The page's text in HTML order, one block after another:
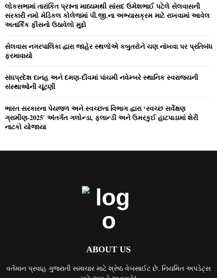
H
લોકસભામાં તારાંકિત પ્રશ્નના માધ્‍યમથી સાંસદ ઉમેશભાઈ પટેલે સેલવાસની
સરકારી નમો મેડિકલ કોલેજમાં પી.જી.ના અભ્‍યાસક્રમ માટે રાખવામાં આવેલ
અતાર્કિક ફીસનો ઉઠાવેલો મુદ્દો
સેલવાસ નગરપાલિકા દ્વારા જાહેર સ્‍થળોએ કબુતરોને ચણ નાંખવા પર પ્રતિબંધ
ફરમાવાયો
સંઘપ્રદેશ દાનહ અને દમણ-દીવમાં પાંચમી નવેમ્‍બરે સ્‍થાનિક સ્‍વરાજ્‍યની
સંસ્‍થાઓની ચૂંટણી
ભારત સરકારના પેયજળ અને સ્‍વચ્‍છતા વિભાગ દ્વારા ‘સ્‍વચ્‍છ સર્વેક્ષણ
ગ્રામીણ-2025′ અંતર્ગત ગલોન્‍ડા, ફલાન્‍ડી અને ઉમરકુઈ હાટપાડામાં શેરી
નાટકો યોજાયા
ABOUT US
વર્તમાન પ્રવાહ ગુજરાતી સમાચાર માટે શ્રેષ્ઠ વેબસાઈટ છે. નિયમિત અપડેટ્સ